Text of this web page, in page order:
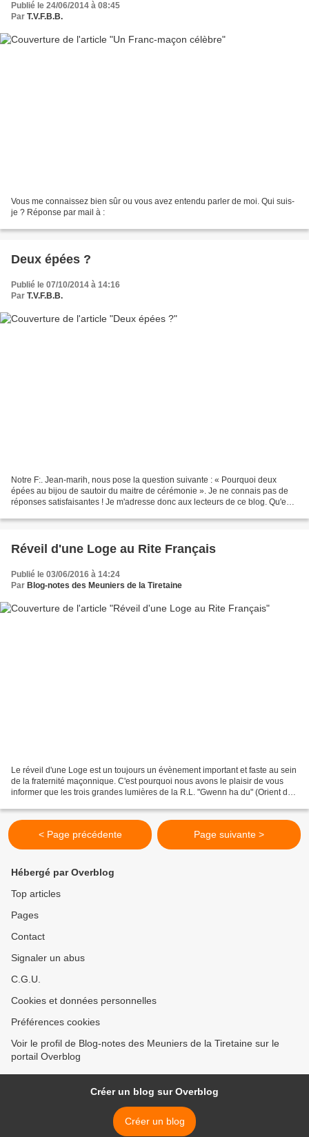
Publié le 24/06/2014 à 08:45
Par T.V.F.B.B.
Vous me connaissez bien sûr ou vous avez entendu parler de moi. Qui suis-
je ? Réponse par mail à :
Deux épées ?
Publié le 07/10/2014 à 14:16
Par T.V.F.B.B.
Notre F:. Jean-marih, nous pose la question suivante : « Pourquoi deux
épées au bijou de sautoir du maitre de cérémonie ». Je ne connais pas de
réponses satisfaisantes ! Je m'adresse donc aux lecteurs de ce blog. Qu'en
Réveil d'une Loge au Rite Français
Publié le 03/06/2016 à 14:24
Par Blog-notes des Meuniers de la Tiretaine
Le réveil d'une Loge est un toujours un évènement important et faste au sein
de la fraternité maçonnique. C'est pourquoi nous avons le plaisir de vous
informer que les trois grandes lumières de la R.L. "Gwenn ha du" (Orient de
< Page précédente Page suivante >
Hébergé par Overblog
Top articles
Pages
Contact
Signaler un abus
C.G.U.
Cookies et données personnelles
Préférences cookies
Voir le profil de Blog-notes des Meuniers de la Tiretaine sur le
portail Overblog
Créer un blog sur Overblog
Créer un blog